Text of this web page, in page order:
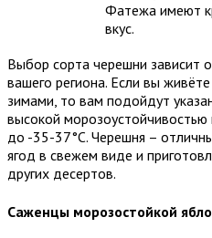
Фатежа имеют
вкус.
Выбор сорта черешни зависит
вашего региона. Если вы
зимами, то вам подойдут
высокой
до -35-37°C. Черешня –
ягод в свежем виде и
других десертов.
Саженцы морозостойкой